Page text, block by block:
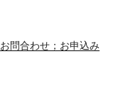
お問合わせ；お申込み